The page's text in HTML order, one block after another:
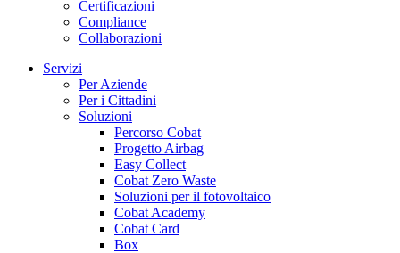
Certificazioni
Compliance
Collaborazioni
Servizi
Per Aziende
Per i Cittadini
Soluzioni
Percorso Cobat
Progetto Airbag
Easy Collect
Cobat Zero Waste
Soluzioni per il fotovoltaico
Cobat Academy
Cobat Card
Box